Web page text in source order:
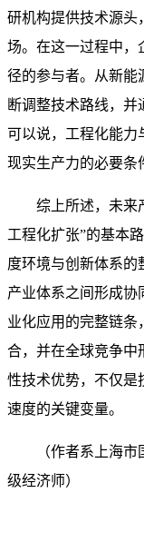
研机构提供技术源头
场。在这一过程中，
径的参与者。从新能
断调整技术路线，并
可以说，工程化能力
现实生产力的必要条
综上所述，未
工程化扩张”的基本
度环境与创新体系的
产业体系之间形成协
业化应用的完整链条
合，并在全球竞争中
性技术优势，不仅是
速度的关键变量。
（作者系上海
级经济师）